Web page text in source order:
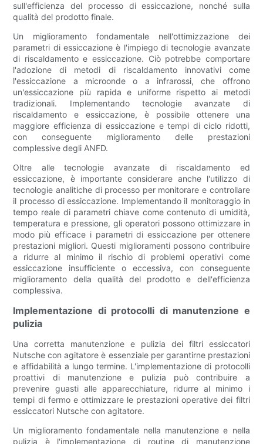
sull'efficienza del processo di essiccazione, nonché sulla
qualità del prodotto finale.
Un miglioramento fondamentale nell'ottimizzazione dei
parametri di essiccazione è l'impiego di tecnologie avanzate
di riscaldamento e essiccazione. Ciò potrebbe comportare
l'adozione di metodi di riscaldamento innovativi come
l'essiccazione a microonde o a infrarossi, che offrono
un'essiccazione più rapida e uniforme rispetto ai metodi
tradizionali. Implementando tecnologie avanzate di
riscaldamento e essiccazione, è possibile ottenere una
maggiore efficienza di essiccazione e tempi di ciclo ridotti,
con conseguente miglioramento delle prestazioni
complessive degli ANFD.
Oltre alle tecnologie avanzate di riscaldamento ed
essiccazione, è importante considerare anche l'utilizzo di
tecnologie analitiche di processo per monitorare e controllare
il processo di essiccazione. Implementando il monitoraggio in
tempo reale di parametri chiave come contenuto di umidità,
temperatura e pressione, gli operatori possono ottimizzare in
modo più efficace i parametri di essiccazione per ottenere
prestazioni migliori. Questi miglioramenti possono contribuire
a ridurre al minimo il rischio di problemi operativi come
essiccazione insufficiente o eccessiva, con conseguente
miglioramento della qualità del prodotto e dell'efficienza
complessiva.
Implementazione di protocolli di manutenzione e
pulizia
Una corretta manutenzione e pulizia dei filtri essiccatori
Nutsche con agitatore è essenziale per garantirne prestazioni
e affidabilità a lungo termine. L'implementazione di protocolli
proattivi di manutenzione e pulizia può contribuire a
prevenire guasti alle apparecchiature, ridurre al minimo i
tempi di fermo e ottimizzare le prestazioni operative dei filtri
essiccatori Nutsche con agitatore.
Un miglioramento fondamentale nella manutenzione e nella
pulizia è l'implementazione di routine di manutenzione